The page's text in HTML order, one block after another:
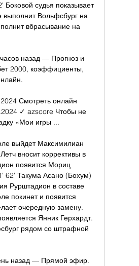
судья показывает
выполнит Вольфсбург на
вбрасывание на
назад — Прогноз и
2000, коэффициенты,
Смотреть онлайн
✓ azscore Чтобы не
«Мои игры ...
выйдет Максимилиан
вносит коррективы в
появится Мориц
62' Такума Асано (Бохум)
Рурштадион в составе
покинет и появится
очередную замену.
Янник Герхардт.
рядом со штрафной
назад — Прямой эфир.